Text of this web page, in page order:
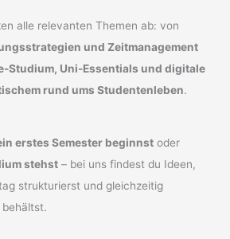
alle relevanten Themen ab: von
und Zeitmanagement
Studium, Uni-Essentials und digitale
rund ums Studentenleben.
erstes Semester beginnst oder
stehst – bei uns findest du Ideen,
strukturierst und gleichzeitig
behältst.